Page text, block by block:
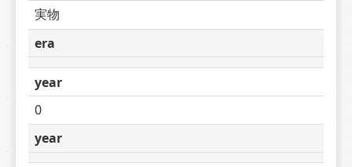
実物
era
year
0
year